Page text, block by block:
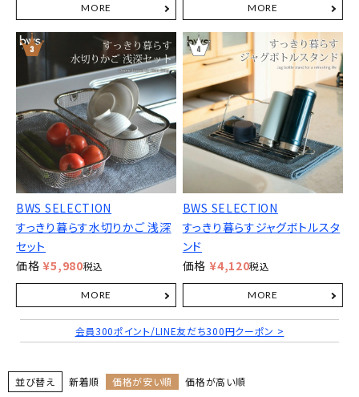
BWS SELECTION
すっきり暮らす水切りかご 浅深
セット
価格 ¥5,980税込
BWS SELECTION
すっきり暮らすジャグボトルスタ
ンド
価格 ¥4,120税込
会員300ポイント/LINE友だち300円クーポン >
並び替え 新着順 価格が安い順 価格が高い順